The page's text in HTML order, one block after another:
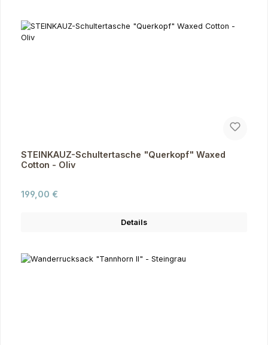
STEINKAUZ-Schultertasche "Querkopf" Waxed
Cotton - Oliv
Regulärer Preis:
199,00 €
Details